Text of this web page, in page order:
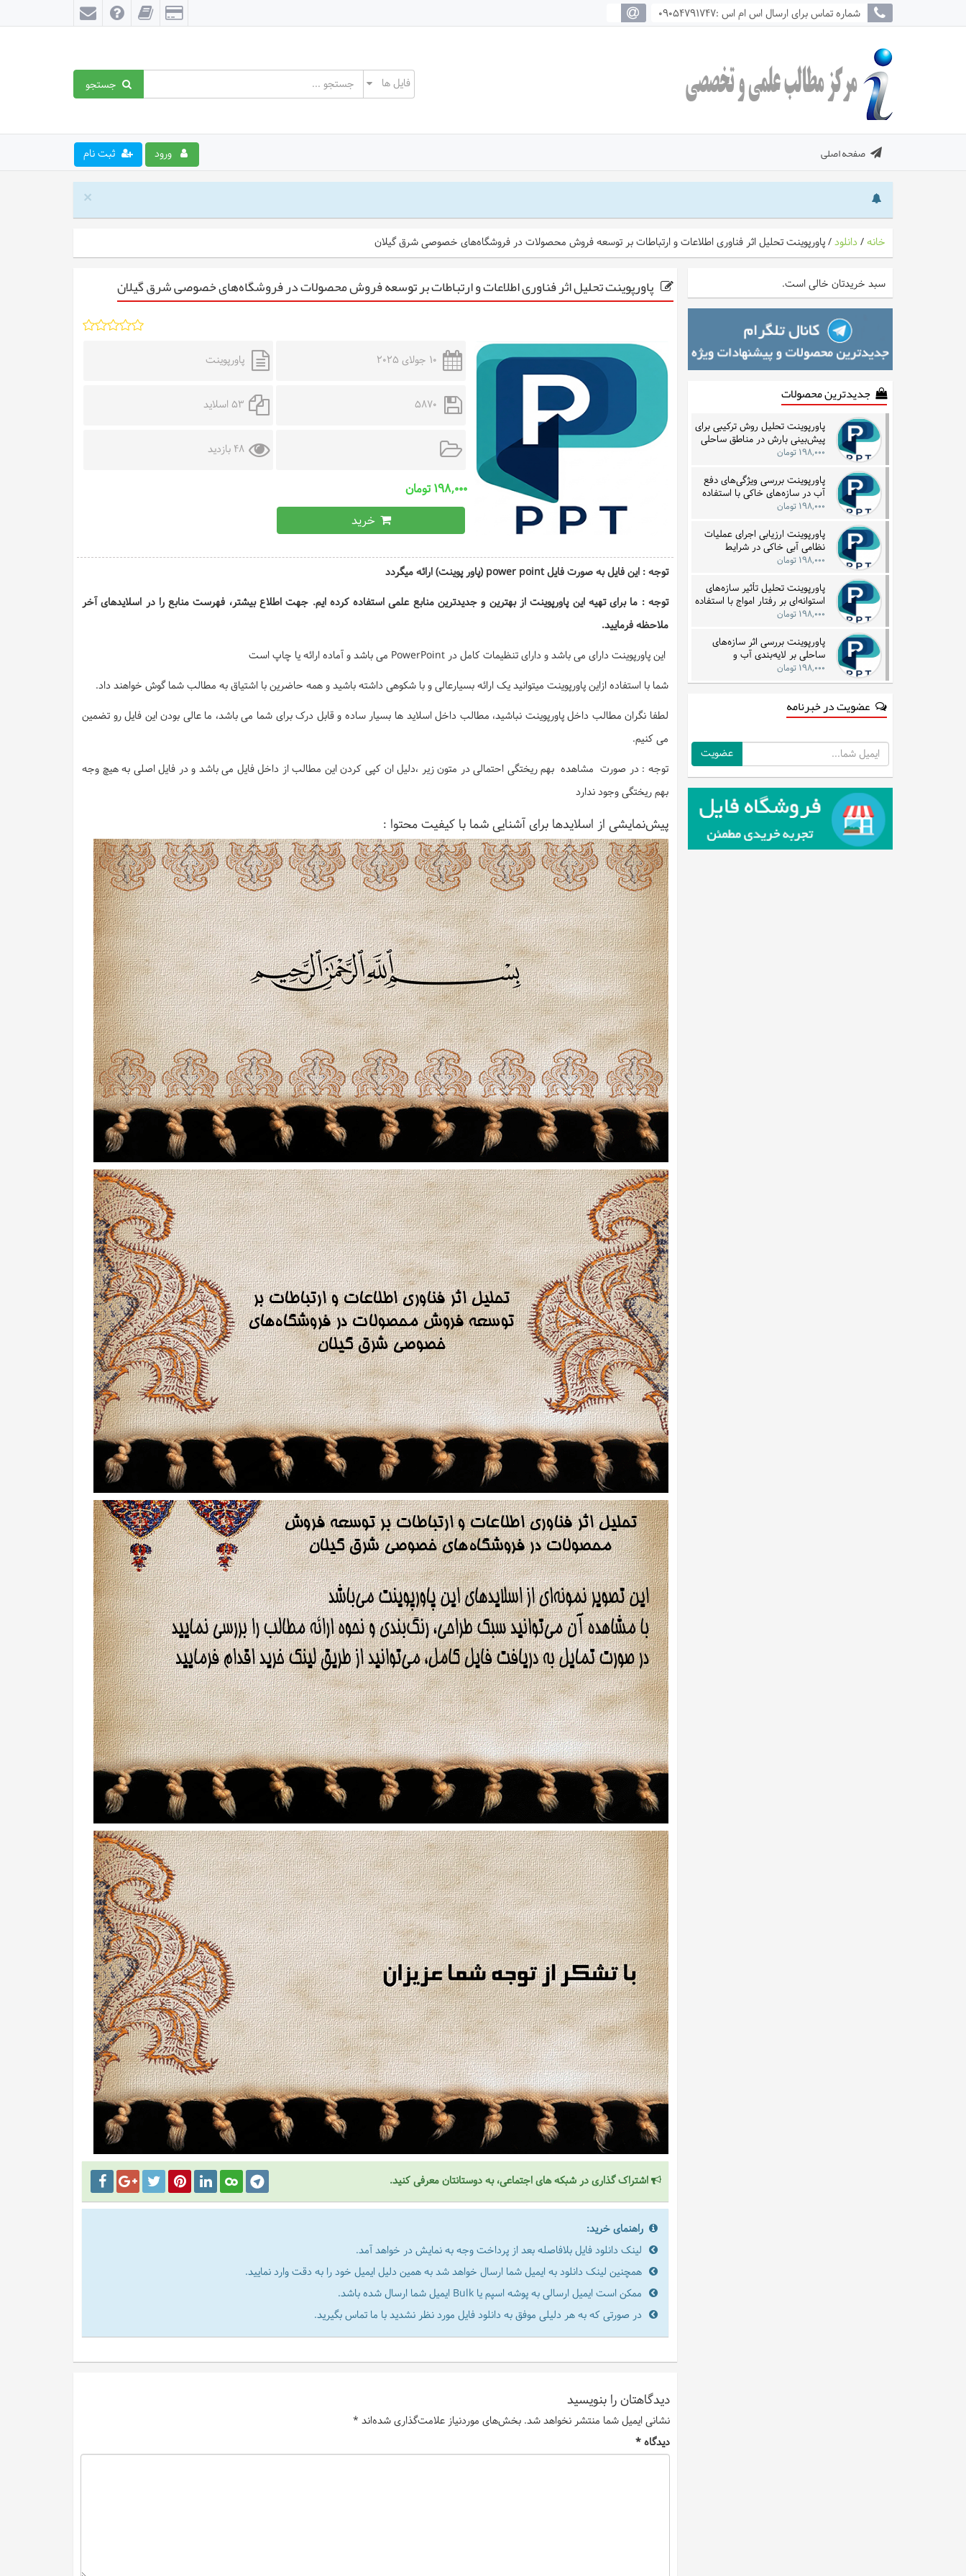
شماره تماس برای ارسال اس ام اس :09054791747
جستجو
صفحه اصلی ورود ثبت نام
×
خانه/ دانلود/پاورپوینت تحلیل اثر فناوری اطلاعات و ارتباطات بر توسعه فروش محصولات در فروشگاه‌های خصوصی شرق گیلان
پاورپوینت تحلیل اثر فناوری اطلاعات و ارتباطات بر توسعه فروش محصولات در فروشگاه‌های خصوصی شرق گیلان
10 جولای 2025 پاورپوینت
5870 53 اسلاید
48 بازدید
۱۹۸,۰۰۰ تومان
خرید
توجه : این فایل به صورت فایل power point (پاور پوینت) ارائه میگردد
توجه : ما برای تهیه این پاورپوینت از بهترین و جدیدترین منابع علمی استفاده کرده ایم. جهت اطلاع بیشتر، فهرست منابع را در اسلایدهای آخر
ملاحظه فرمایید.
این پاورپوینت دارای می باشد و دارای تنظیمات کامل در PowerPoint می باشد و آماده ارائه یا چاپ است
شما با استفاده ازاین پاورپوینت میتوانید یک ارائه بسیارعالی و با شکوهی داشته باشید و همه حاضرین با اشتیاق به مطالب شما گوش خواهند داد.
لطفا نگران مطالب داخل پاورپوینت نباشید، مطالب داخل اسلاید ها بسیار ساده و قابل درک برای شما می باشد، ما عالی بودن این فایل رو تضمین
می کنیم.
توجه : در صورت مشاهده بهم ریختگی احتمالی در متون زیر ،دلیل ان کپی کردن این مطالب از داخل فایل می باشد و در فایل اصلی به هیچ وجه
بهم ریختگی وجود ندارد
پیش‌نمایشی از اسلایدها برای آشنایی شما با کیفیت محتوا :
اشتراک گذاری در شبکه های اجتماعی، به دوستانتان معرفی کنید.
راهنمای خرید:
لینک دانلود فایل بلافاصله بعد از پرداخت وجه به نمایش در خواهد آمد.
همچنین لینک دانلود به ایمیل شما ارسال خواهد شد به همین دلیل ایمیل خود را به دقت وارد نمایید.
ممکن است ایمیل ارسالی به پوشه اسپم یا Bulk ایمیل شما ارسال شده باشد.
در صورتی که به هر دلیلی موفق به دانلود فایل مورد نظر نشدید با ما تماس بگیرید.
دیدگاهتان را بنویسید
نشانی ایمیل شما منتشر نخواهد شد. بخش‌های موردنیاز علامت‌گذاری شده‌اند *
دیدگاه*
سبد خریدتان خالی است.
جدیدترین محصولات
پاورپوینت تحلیل روش ترکیبی برای
پیش‌بینی بارش در مناطق ساحلی
با بهره‌گیری از داده‌های زمانی
۱۹۸,۰۰۰ تومان
پاورپوینت بررسی ویژگی‌های دفع
آب در سازه‌های خاکی با استفاده
از فناوری‌های زیرسطحی
۱۹۸,۰۰۰ تومان
پاورپوینت ارزیابی اجرای عملیات
نظامی آبی خاکی در شرایط
نامساعد جوی و دریایی با تمرکز بر
۱۹۸,۰۰۰ تومان
پاورپوینت تحلیل تأثیر سازه‌های
استوانه‌ای بر رفتار امواج با استفاده
از مدل‌سازی گردابه‌ای
۱۹۸,۰۰۰ تومان
پاورپوینت بررسی اثر سازه‌های
ساحلی بر لایه‌بندی آب و
جریان‌های دریایی در مناطق شرقی
۱۹۸,۰۰۰ تومان
عضویت در خبرنامه
ایمیل